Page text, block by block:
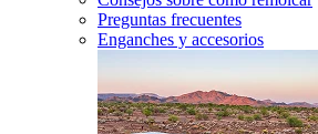
Preguntas frecuentes
Enganches y accesorios